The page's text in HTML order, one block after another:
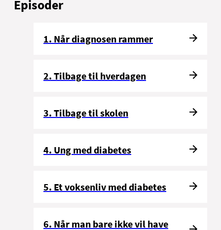
Episoder
1. Når diagnosen rammer
2. Tilbage til hverdagen
3. Tilbage til skolen
4. Ung med diabetes
5. Et voksenliv med diabetes
6. Når man bare ikke vil have